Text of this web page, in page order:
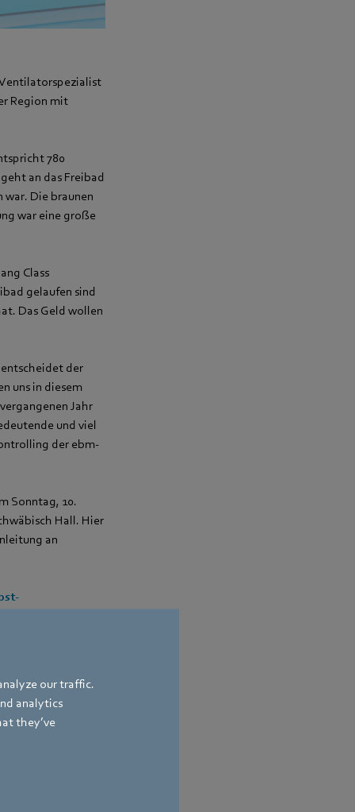
our traffic.
analytics
they’ve
Ventilatorspezialist
Region mit
780
an das Freibad
Die braunen
war eine große
Class
gelaufen sind
Das Geld wollen
der
uns in diesem
Jahr
und viel
der ebm-
Sonntag, 10.
Hall. Hier
an